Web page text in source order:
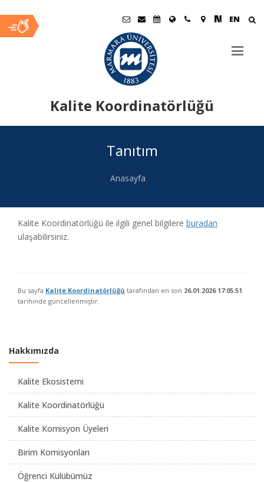
EN
Kalite Koordinatörlüğü
Tanıtım
Anasayfa
Kalite Koordinatörlüğü ile ilgili genel bilgilere buradan
ulaşabilirsiniz.
Bu sayfa Kalite Koordinatörlüğü tarafından en son 26.01.2026 17:05:51
tarihinde güncellenmiştir.
Hakkımızda
Kalite Ekosistemi
Kalite Koordinatörlüğü
Kalite Komisyon Üyeleri
Birim Komisyonları
Öğrenci Kulübümüz